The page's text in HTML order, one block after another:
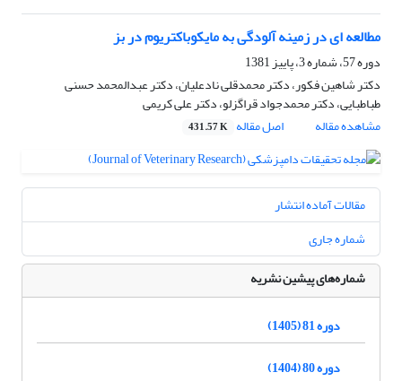
مطالعه ای در زمینه آلودگی به مایکوباکتریوم در بز
دوره 57، شماره 3، پاییز 1381
دکتر شاهین فکور، دکتر محمدقلی نادعلیان، دکتر عبدالمحمد حسنی
طباطبایی، دکتر محمدجواد قراگزلو، دکتر علی کریمی
مشاهده مقاله
اصل مقاله 431.57 K
مقالات آماده انتشار
شماره جاری
شماره‌های پیشین نشریه
دوره 81 (1405)
دوره 80 (1404)